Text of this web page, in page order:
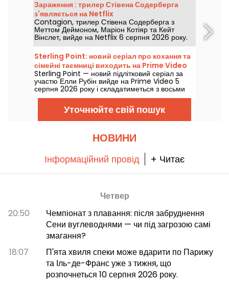
Зараження : трилер Стівена Содерберга
з'являється на Netflix
Contagion, трилер Стівена Содерберга з
Меттом Деймоном, Маріон Котіяр та Кейт
Вінслет, вийде на Netflix 6 серпня 2026 року.
Sterling Point: новий серіал про кохання та
сімейні таємниці виходить на Prime Video
Sterling Point — новий підлітковий серіал за
участю Елли Рубін вийде на Prime Video 5
серпня 2026 року і складатиметься з восьми
серій.
Уточнюйте свій пошук
НОВИНИ
Інформаційний провід + Читає
Четвер
20:50
Чемпіонат з плавання: після забруднення
Сени вуглеводнями — чи під загрозою самі
змагання?
18:07
П'ята хвиля спеки може вдарити по Парижу
та Іль-де-Франс уже з тижня, що
розпочнеться 10 серпня 2026 року.